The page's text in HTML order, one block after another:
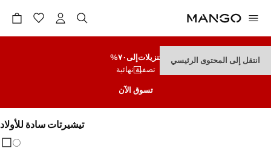
انتقل إلى المحتوى الرئيسي تنزيلاتإلى٧٠%
تصفية نهائية
تسوق الآن
تيشيرتات سادة للأولاد